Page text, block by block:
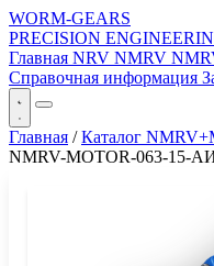
WORM-GEARS
PRECISION
Главная NRV NMRV
Справочная информация
Главная / Каталог
NMRV-MOTOR-063-15-